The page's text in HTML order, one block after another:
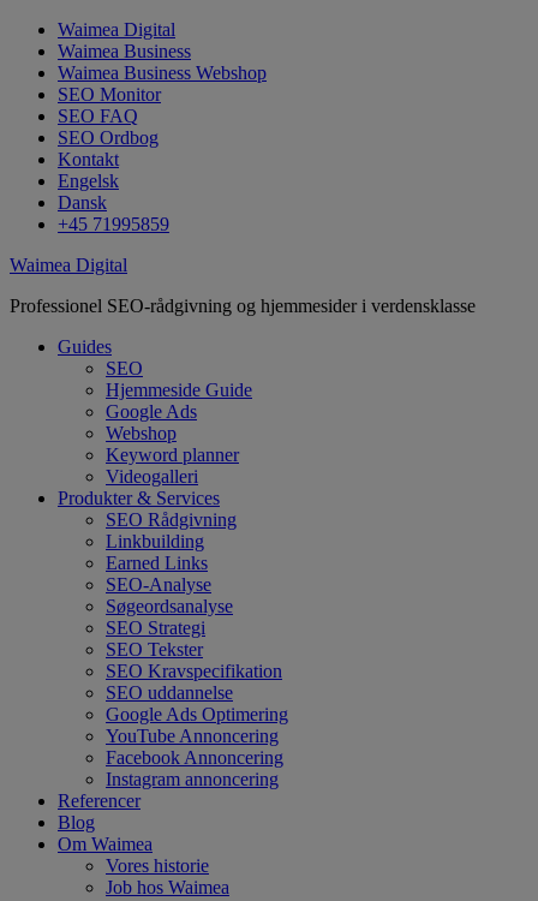
Waimea Digital
Waimea Business
Waimea Business Webshop
SEO Monitor
SEO FAQ
SEO Ordbog
Kontakt
Engelsk
Dansk
+45 71995859
Waimea Digital
Professionel SEO-rådgivning og hjemmesider i verdensklasse
Guides
SEO
Hjemmeside Guide
Google Ads
Webshop
Keyword planner
Videogalleri
Produkter & Services
SEO Rådgivning
Linkbuilding
Earned Links
SEO-Analyse
Søgeordsanalyse
SEO Strategi
SEO Tekster
SEO Kravspecifikation
SEO uddannelse
Google Ads Optimering
YouTube Annoncering
Facebook Annoncering
Instagram annoncering
Referencer
Blog
Om Waimea
Vores historie
Job hos Waimea